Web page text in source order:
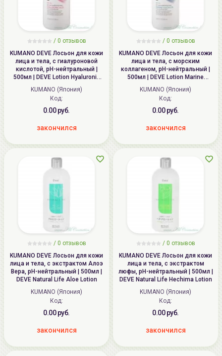
/ 0 отзывов
KUMANO DEVE Лосьон для кожи
лица и тела, с гиалуроновой
кислотой, pH-нейтральный |
500мл | DEVE Lotion Hyaluronic
Acid
KUMANO (Япония)
Код:
0.00 руб.
закончился
/ 0 отзывов
KUMANO DEVE Лосьон для кожи
лица и тела, с морским
коллагеном, pH-нейтральный |
500мл | DEVE Lotion Marine
Collagen
KUMANO (Япония)
Код:
0.00 руб.
закончился
/ 0 отзывов
KUMANO DEVE Лосьон для кожи
лица и тела, с экстрактом Алоэ
Вера, pH-нейтральный | 500мл |
DEVE Natural Life Aloe Lotion
KUMANO (Япония)
Код:
0.00 руб.
закончился
/ 0 отзывов
KUMANO DEVE Лосьон для кожи
лица и тела, с экстрактом
люфы, pH-нейтральный | 500мл |
DEVE Natural Life Hechima Lotion
KUMANO (Япония)
Код:
0.00 руб.
закончился